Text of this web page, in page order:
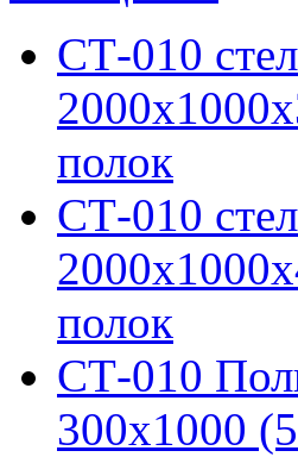
СТ-010
полок
СТ-010
полок
СТ-010
300х1000